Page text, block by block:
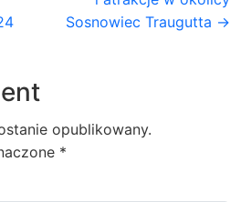
Sosnowiec Traugutta →
opublikowany.
*